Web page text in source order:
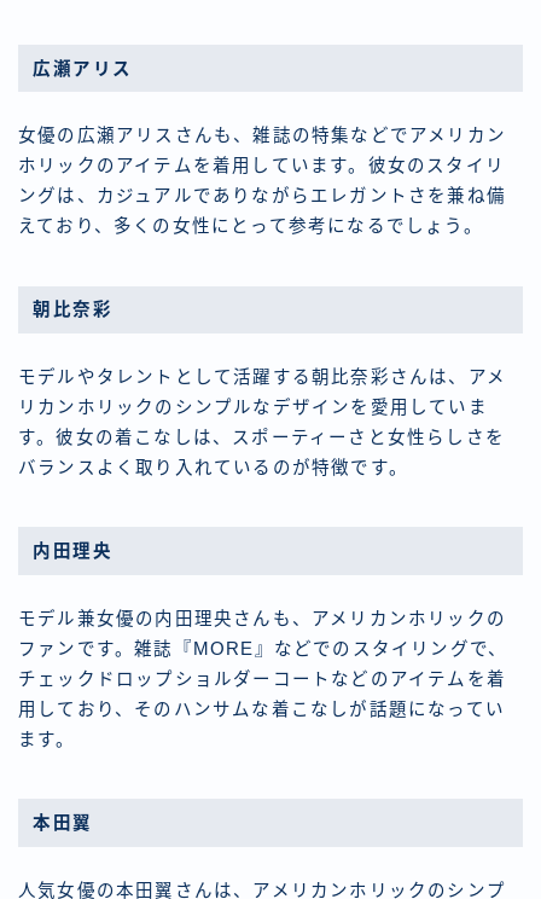
広瀬アリス
女優の広瀬アリスさんも、雑誌の特集などでアメリカン
ホリックのアイテムを着用しています。彼女のスタイリ
ングは、カジュアルでありながらエレガントさを兼ね備
えており、多くの女性にとって参考になるでしょう。
朝比奈彩
モデルやタレントとして活躍する朝比奈彩さんは、アメ
リカンホリックのシンプルなデザインを愛用していま
す。彼女の着こなしは、スポーティーさと女性らしさを
バランスよく取り入れているのが特徴です。
内田理央
モデル兼女優の内田理央さんも、アメリカンホリックの
ファンです。雑誌『MORE』などでのスタイリングで、
チェックドロップショルダーコートなどのアイテムを着
用しており、そのハンサムな着こなしが話題になってい
ます。
本田翼
人気女優の本田翼さんは、アメリカンホリックのシンプ